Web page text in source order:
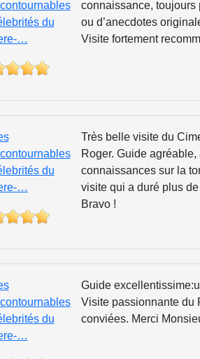
du
…
connaissance, toujours
ou d’anecdotes
Visite fortement
du
…
Très belle visite du
Roger. Guide
connaissances sur la
visite qui a duré plus
Bravo !
du
…
Guide
Visite passionnante du
conviées. Merci